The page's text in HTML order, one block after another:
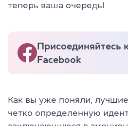
теперь ваша очередь!
Присоединяйтесь
Facebook
Как вы уже поняли,
четко определенную